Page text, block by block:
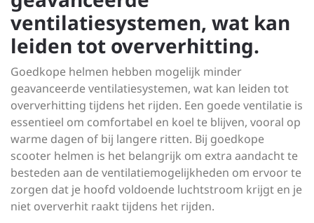
ventilatiesystemen, wat kan
leiden tot oververhitting.
Goedkope helmen hebben mogelijk minder
geavanceerde ventilatiesystemen, wat kan leiden tot
oververhitting tijdens het rijden. Een goede ventilatie is
essentieel om comfortabel en koel te blijven, vooral op
warme dagen of bij langere ritten. Bij goedkope
scooter helmen is het belangrijk om extra aandacht te
besteden aan de ventilatiemogelijkheden om ervoor te
zorgen dat je hoofd voldoende luchtstroom krijgt en je
niet oververhit raakt tijdens het rijden.